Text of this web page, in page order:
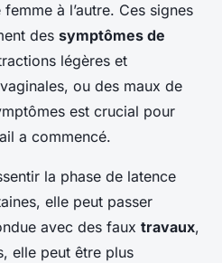
à l’autre. Ces signes
des symptômes de
légères et
ou des maux de
est crucial pour
a commencé.
la phase de latence
elle peut passer
avec des faux travaux,
elle peut être plus